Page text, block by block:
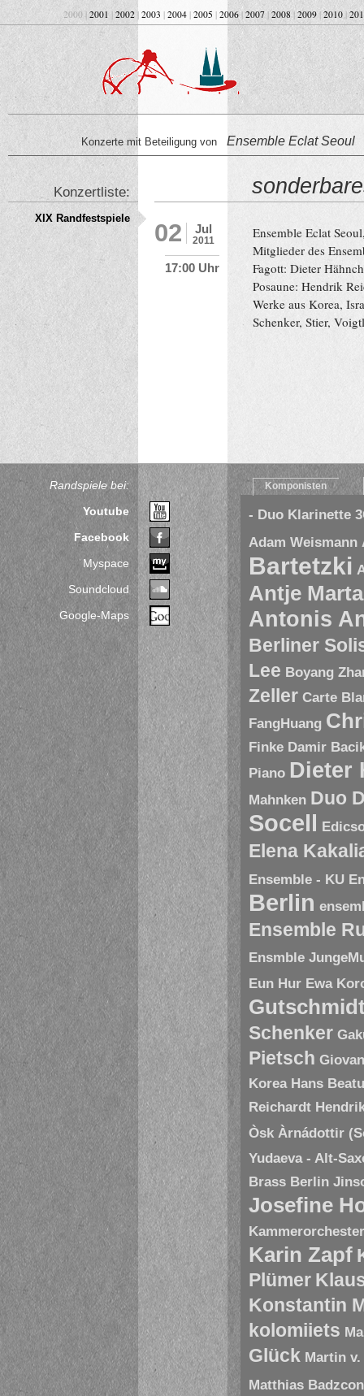
2000 | 2001 | 2002 | 2003 | 2004 | 2005 | 2006| 2007 | 2008 | 2009 | 2010|
Konzerte mit Beteiligung von Ensemble Eclat Seoul
Jul
2011
02
17:00 Uhr
Ensemble Eclat
Mitglieder des
Fagott: Dieter
Posaune: Hendrik
Werke aus Korea,
Schenker, Stier,
Konzertliste:
XIX Randfestspiele
Randspiele bei:
Youtube
Facebook
Myspace
Soundcloud
Google-Maps
Komponisten
- Duo Klarinette
Adam Weismann
Bartetzki
Antje
Antonis
Berliner
Lee Boyang
Zeller Carte
FangHuang
Finke Damir
Piano Dieter
Mahnken Duo
Socell
Elena
Ensemble - KU
Berlin
Ensemble
Ensmble
Eun Hur Ewa
Schenker
Pietsch
Korea Hans
Reichardt
Òsk Àrnádottir
Yudaeva - Alt-
Brass Berlin
Josefine
Karin Zapf
Plümer
Konstantin
kolomiiets
Glück Martin
Matthias